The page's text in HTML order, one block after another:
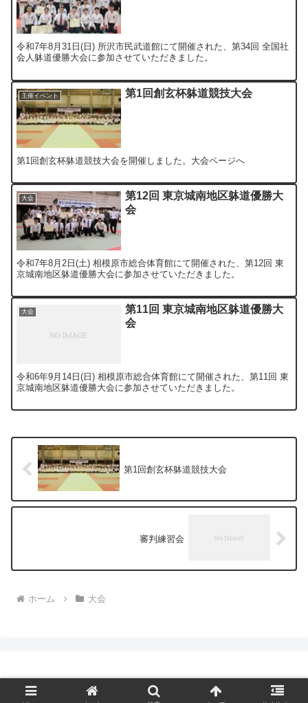
令和7年8月31日(日) 所沢市民武道館にて開催された、第34回 全国社
会人躰道優勝大会に参加させていただきました。
主催イベント 第1回創玄杯躰道競技大会
第1回創玄杯躰道競技大会を開催しました。大会ページへ
大会
第12回 東京城南地区躰道優勝大
会
令和7年8月2日(土) 相模原市総合体育館にて開催された、第12回 東
京城南地区躰道優勝大会に参加させていただきました。
大会
第11回 東京城南地区躰道優勝大
会
令和6年9月14日(日) 相模原市総合体育館にて開催された、第11回 東
京城南地区躰道優勝大会に参加させていただきました。
第1回創玄杯躰道競技大会
審判練習会
ホーム 大会
© 2024 創玄会.